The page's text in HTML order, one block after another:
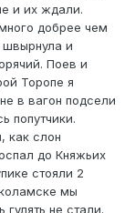
и их ждали.
добрее чем
швырнула и
Поев и
Торопе я
в вагон подсели
попутчики.
как слон
до Княжьих
стояли 2
мы
не стали.